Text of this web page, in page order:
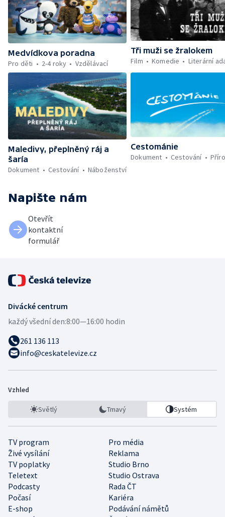
Medvídkova poradna
Pro děti
2-4 roky Vzdělávací
Tři muži se žralokem
Film
Komedie Literární
Maledivy, přeplněný ráj a
šaría
Dokument
Cestování Náboženství
Cestománie
Dokument
Cestování
Napište nám
Otevřít
kontaktní
formulář
Divácké centrum
každý všední den:8:00—16:00 hodin
261 136 113
info@ceskatelevize.cz
Vzhled
Světlý Tmavý Systém
TV program
Pro média
Živé vysílání
Reklama
TV poplatky
Studio Brno
Teletext
Studio Ostrava
Podcasty
Rada ČT
Počasí
Kariéra
E-shop
Podávání námětů